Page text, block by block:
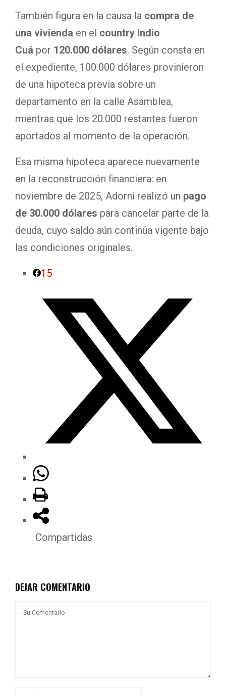
También figura en la causa la compra de
una vivienda en el country Indio
Cuá por 120.000 dólares. Según consta en
el expediente, 100.000 dólares provinieron
de una hipoteca previa sobre un
departamento en la calle Asamblea,
mientras que los 20.000 restantes fueron
aportados al momento de la operación.
Esa misma hipoteca aparece nuevamente
en la reconstrucción financiera: en
noviembre de 2025, Adorni realizó un pago
de 30.000 dólares para cancelar parte de la
deuda, cuyo saldo aún continúa vigente bajo
las condiciones originales.
15
Compartidas
DEJAR COMENTARIO